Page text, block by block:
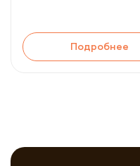
Подробнее